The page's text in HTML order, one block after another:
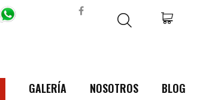
GALERÍA NOSOTROS BLOG